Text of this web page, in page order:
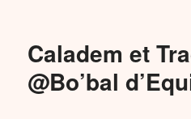
Caladem et
@Bo’bal